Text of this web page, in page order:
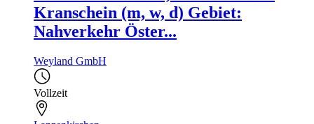
Kranschein (m, w, d) Gebiet:
Nahverkehr Öster...
Weyland GmbH
Vollzeit